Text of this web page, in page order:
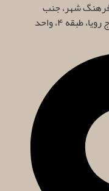
فرهنگ شهر، جنب
درمانگاه سینوهه ساختمان برج رویا، طبقه ۴، واحد